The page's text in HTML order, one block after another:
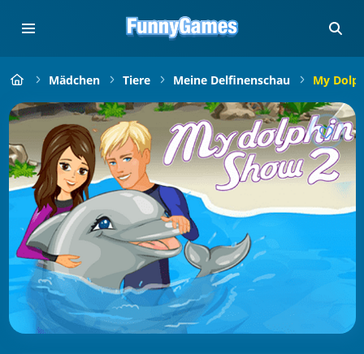
Mädchen Tiere Meine Delfinenschau My